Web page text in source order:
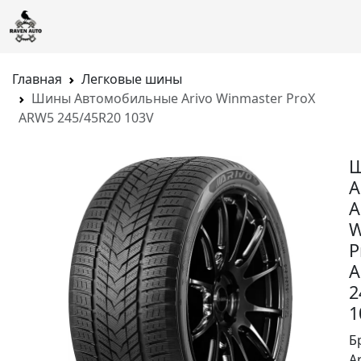
Главная
Легковые шины
Шины Автомобильные Arivo Winmaster ProX
ARW5 245/45R20 103V